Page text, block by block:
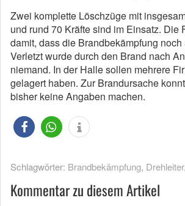
Zwei komplette Löschzüge mit
und rund 70 Kräfte sind im Einsatz. Die
damit, dass die Brandbekämpfung
Verletzt wurde durch den Brand nach
niemand. In der Halle sollen mehrere
gelagert haben. Zur Brandursache
bisher keine Angaben machen.
Schlagwörter: Brandbekämpfung, Drehleiter,
Kommentar zu diesem Artikel